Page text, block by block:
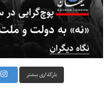
بارگذاری بیشتر